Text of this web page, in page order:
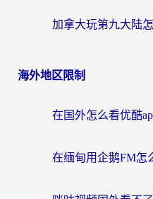
海外地区限制